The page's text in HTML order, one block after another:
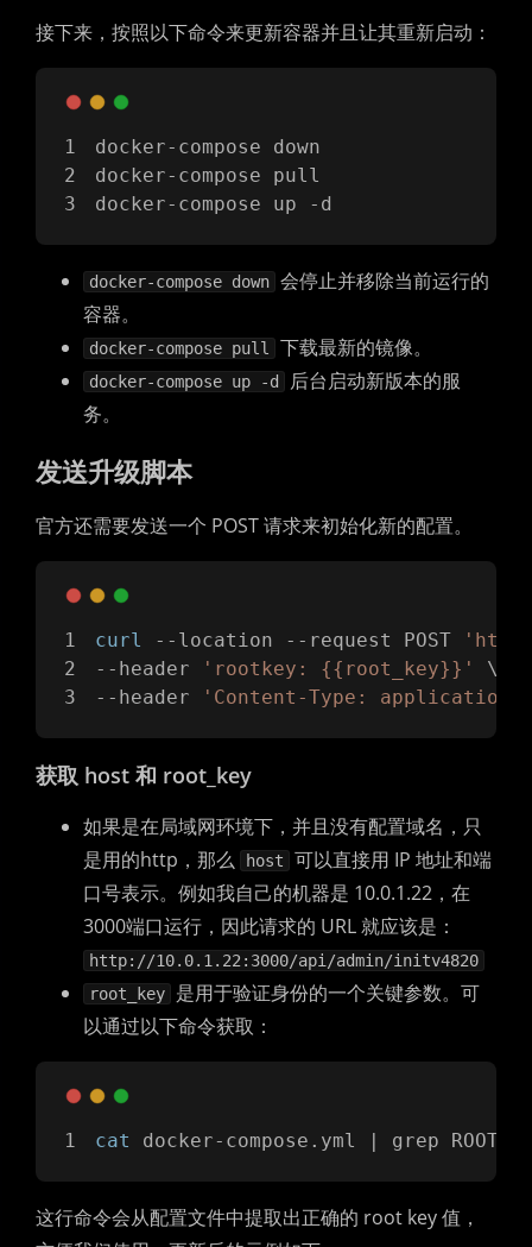
接下来，按照以下命令来更新容器并且让其重新启动：
docker-compose down
docker-compose pull
docker-compose up -d
docker-compose down 会停止并移除当前运行的
容器。
docker-compose pull 下载最新的镜像。
docker-compose up -d
后台启动新版本的服
务。
发送升级脚本
官方还需要发送一个 POST 请求来初始化新的配置。
curl --location --request POST
--header
'rootkey: {{root_key}}'
\
--header
'Content-Type: application/
获取 host 和 root_key
如果是在局域网环境下，并且没有配置域名，只
是用的http，那么
host
可以直接用 IP 地址和端
口号表示。例如我自己的机器是 10.0.1.22，在
3000端口运行，因此请求的 URL 就应该是：
http://10.0.1.22:3000/api/admin/initv4820
root_key
是用于验证身份的一个关键参数。可
以通过以下命令获取：
cat docker-compose.yml | grep
这行命令会从配置文件中提取出正确的 root key 值，